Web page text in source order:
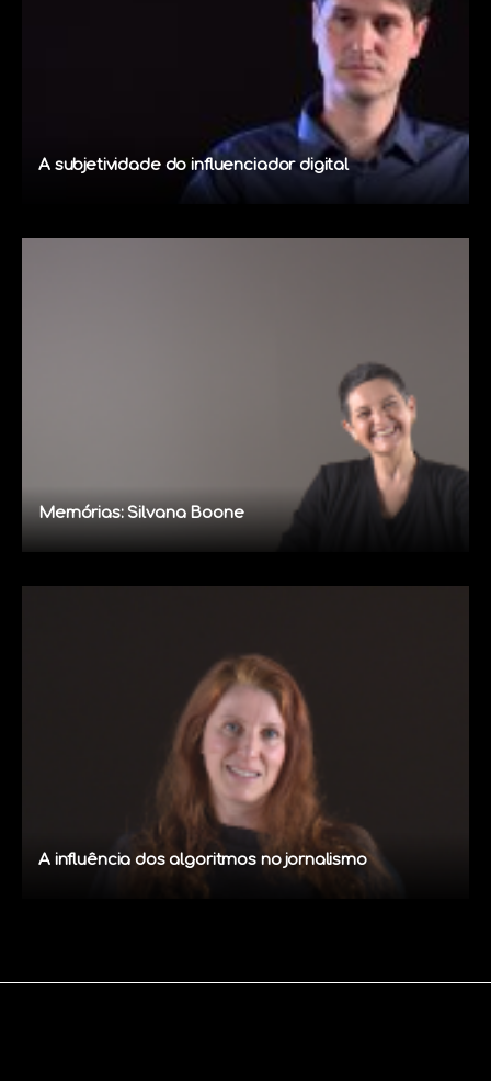
A subjetividade do influenciador digital
Memórias: Silvana Boone
A influência dos algoritmos no jornalismo